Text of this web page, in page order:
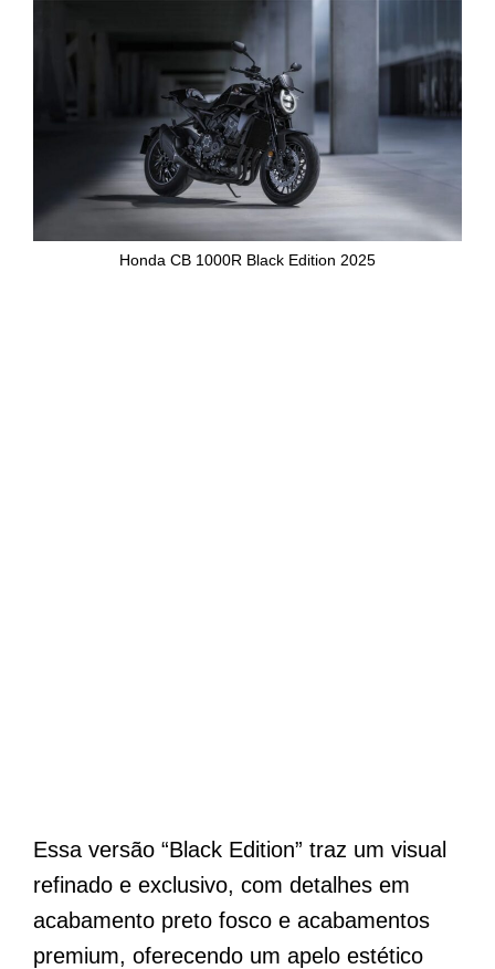
Honda CB 1000R Black Edition 2025
Essa versão “Black Edition” traz um visual
refinado e exclusivo, com detalhes em
acabamento preto fosco e acabamentos
premium, oferecendo um apelo estético